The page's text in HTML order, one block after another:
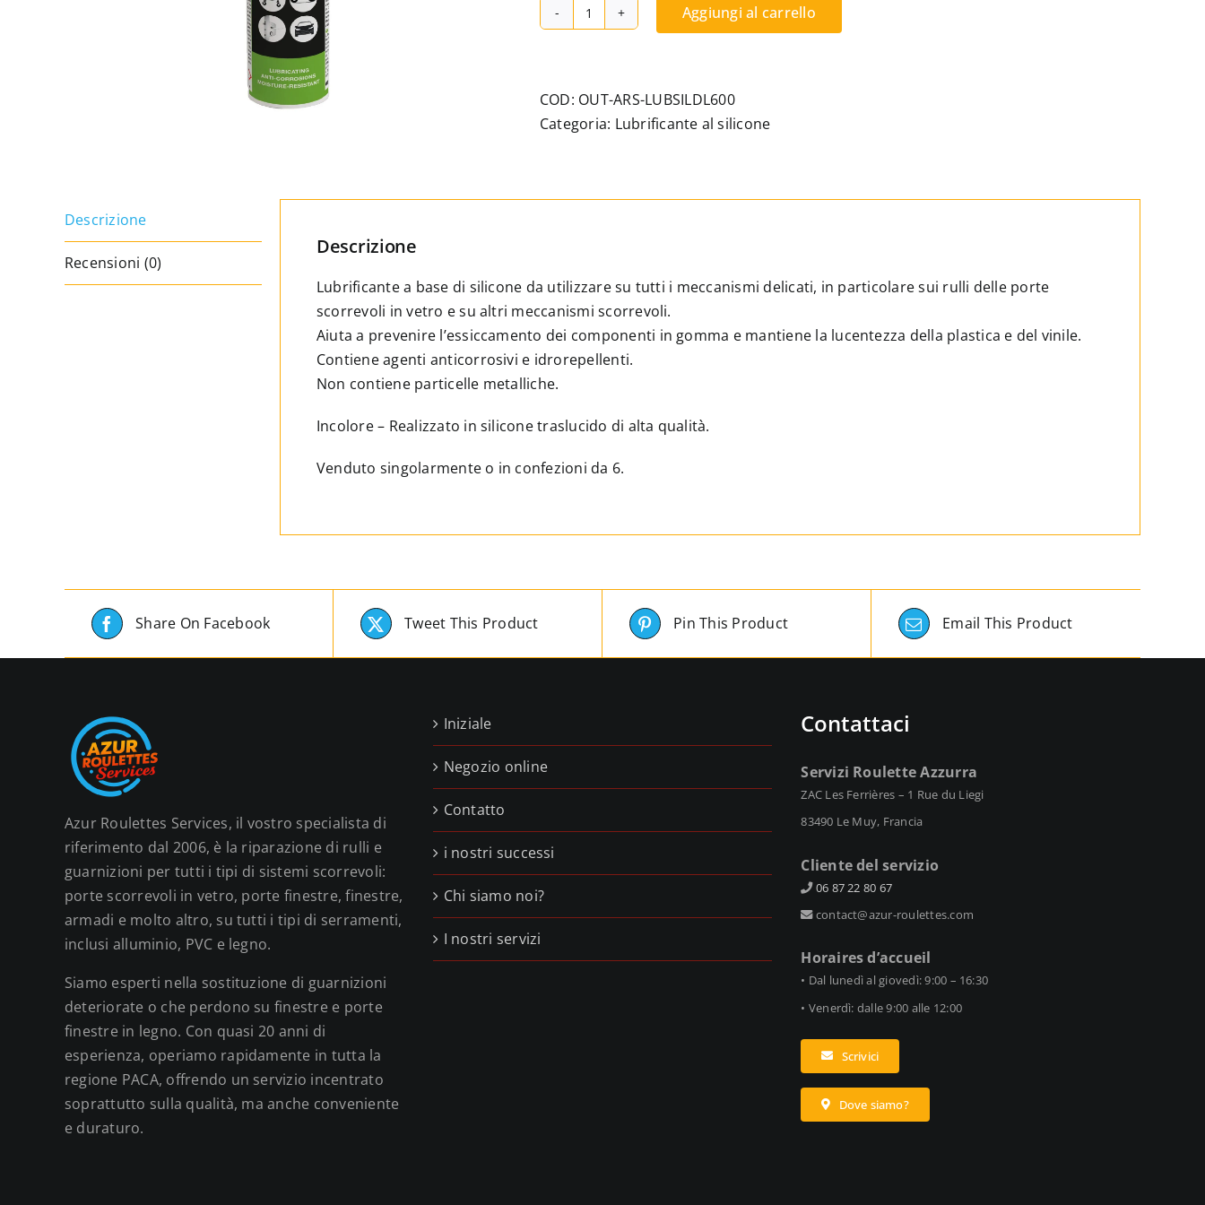
Lubrificante
silicone
DL
traslucido
di
alta
qualità.
Aggiungi al carrello
COD: OUT-ARS-LUBSILDL600
Categoria: Lubrificante al silicone
Descrizione
Recensioni (0)
Descrizione
Lubrificante a base di silicone da utilizzare su tutti i meccanismi delicati, in particolare sui rulli delle porte
scorrevoli in vetro e su altri meccanismi scorrevoli.
Aiuta a prevenire l’essiccamento dei componenti in gomma e mantiene la lucentezza della plastica e del vinile.
Contiene agenti anticorrosivi e idrorepellenti.
Non contiene particelle metalliche.
Incolore – Realizzato in silicone traslucido di alta qualità.
Venduto singolarmente o in confezioni da 6.
Share On Facebook Tweet This Product Pin This Product Email This Product
Azur Roulettes Services, il vostro specialista di
riferimento dal 2006, è la riparazione di rulli e
guarnizioni per tutti i tipi di sistemi scorrevoli:
porte scorrevoli in vetro, porte finestre, finestre,
armadi e molto altro, su tutti i tipi di serramenti,
inclusi alluminio, PVC e legno.
Siamo esperti nella sostituzione di guarnizioni
deteriorate o che perdono su finestre e porte
finestre in legno. Con quasi 20 anni di
esperienza, operiamo rapidamente in tutta la
regione PACA, offrendo un servizio incentrato
soprattutto sulla qualità, ma anche conveniente
e duraturo.
Iniziale
Negozio online
Contatto
i nostri successi
Chi siamo noi?
I nostri servizi
Contattaci
Servizi Roulette Azzurra
ZAC Les Ferrières – 1 Rue du Liegi
83490 Le Muy, Francia
Cliente del servizio
06 87 22 80 67
contact@azur-roulettes.com
Horaires d’accueil
• Dal lunedì al giovedì: 9:00 – 16:30
• Venerdì: dalle 9:00 alle 12:00
Scrivici
Dove siamo?